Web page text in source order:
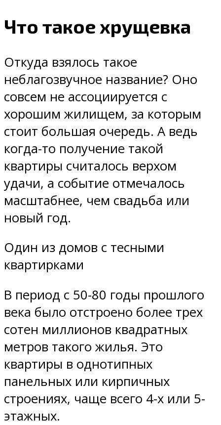
Что такое хрущевка
Откуда взялось такое
неблагозвучное название? Оно
совсем не ассоциируется с
хорошим жилищем, за которым
стоит большая очередь. А ведь
когда-то получение такой
квартиры считалось верхом
удачи, а событие отмечалось
масштабнее, чем свадьба или
новый год.
Один из домов с тесными
квартирками
В период с 50-80 годы прошлого
века было отстроено более трех
сотен миллионов квадратных
метров такого жилья. Это
квартиры в однотипных
панельных или кирпичных
строениях, чаще всего 4-х или 5-
этажных.